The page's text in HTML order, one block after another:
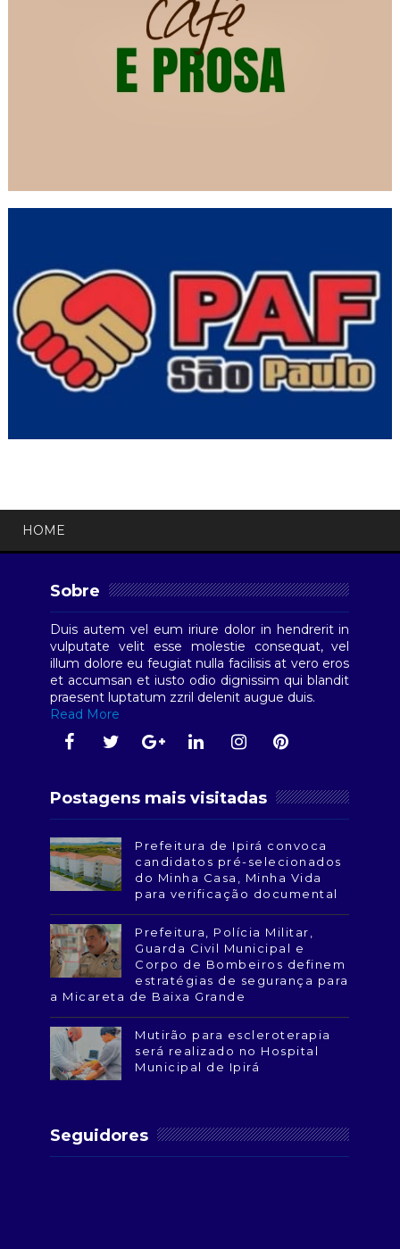
HOME
Sobre
Duis autem vel eum iriure dolor in hendrerit in
vulputate velit esse molestie consequat, vel
illum dolore eu feugiat nulla facilisis at vero eros
et accumsan et iusto odio dignissim qui blandit
praesent luptatum zzril delenit augue duis.
Read More
Postagens mais visitadas
Prefeitura de Ipirá convoca
candidatos pré-selecionados
do Minha Casa, Minha Vida
para verificação documental
Prefeitura, Polícia Militar,
Guarda Civil Municipal e
Corpo de Bombeiros definem
estratégias de segurança para
a Micareta de Baixa Grande
Mutirão para escleroterapia
será realizado no Hospital
Municipal de Ipirá
Seguidores